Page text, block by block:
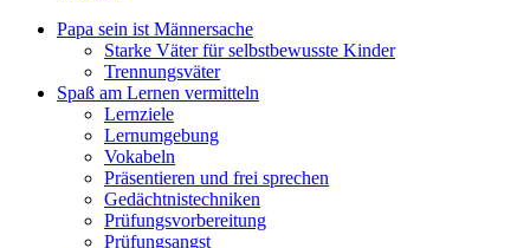
Papa sein ist Männersache
Starke Väter für selbstbewusste Kinder
Trennungsväter
Spaß am Lernen vermitteln
Lernziele
Lernumgebung
Vokabeln
Präsentieren und frei sprechen
Gedächtnistechniken
Prüfungsvorbereitung
Prüfungsangst